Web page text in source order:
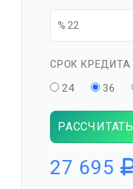
СРОК КРЕДИТА
24 36
РАССЧИТАТЬ
27 695